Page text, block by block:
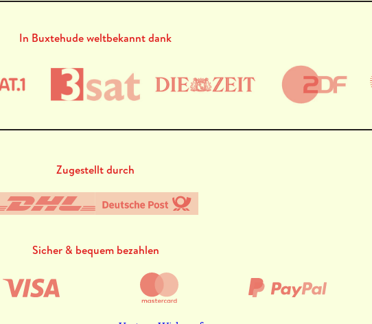
In Buxtehude weltbekannt dank
Zugestellt durch
Sicher & bequem bezahlen